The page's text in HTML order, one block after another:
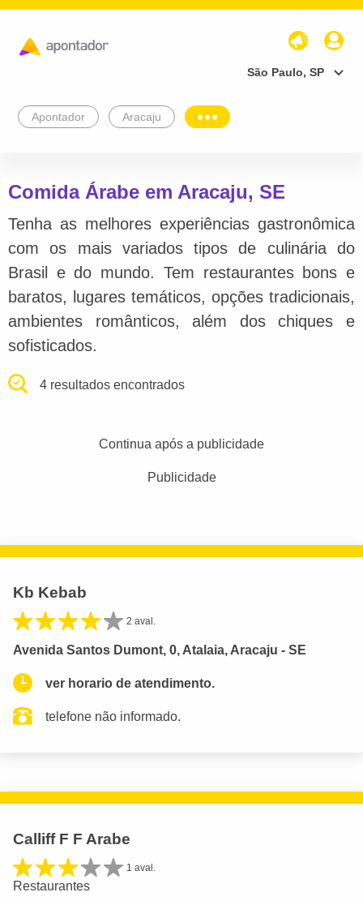
São Paulo, SP
Apontador Aracaju
Comida Árabe em Aracaju, SE
Tenha as melhores experiências gastronômica
com os mais variados tipos de culinária do
Brasil e do mundo. Tem restaurantes bons e
baratos, lugares temáticos, opções tradicionais,
ambientes românticos, além dos chiques e
sofisticados.
4 resultados encontrados
Continua após a publicidade
Publicidade
Kb Kebab
2 aval.
Avenida Santos Dumont, 0, Atalaia, Aracaju - SE
ver horario de atendimento.
telefone não informado.
Calliff F F Arabe
1 aval.
Restaurantes